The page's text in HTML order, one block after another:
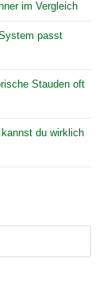
im Vergleich
passt
Stauden oft
du wirklich